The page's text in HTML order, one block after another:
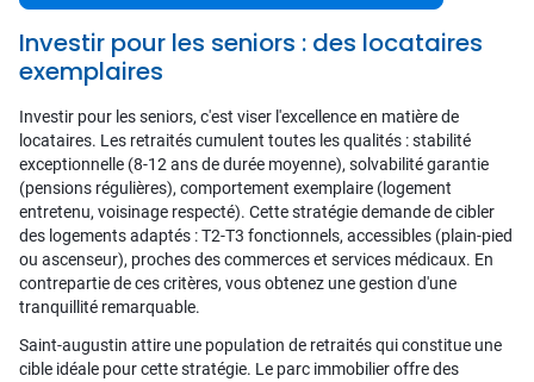
Investir pour les seniors : des locataires
exemplaires
Investir pour les seniors, c'est viser l'excellence en matière de
locataires. Les retraités cumulent toutes les qualités : stabilité
exceptionnelle (8-12 ans de durée moyenne), solvabilité garantie
(pensions régulières), comportement exemplaire (logement
entretenu, voisinage respecté). Cette stratégie demande de cibler
des logements adaptés : T2-T3 fonctionnels, accessibles (plain-pied
ou ascenseur), proches des commerces et services médicaux. En
contrepartie de ces critères, vous obtenez une gestion d'une
tranquillité remarquable.
Saint-augustin attire une population de retraités qui constitue une
cible idéale pour cette stratégie. Le parc immobilier offre des